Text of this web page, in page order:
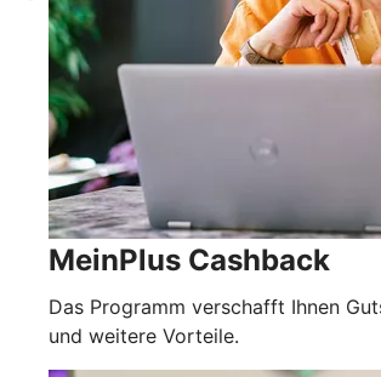
MeinPlus Cashback
Das Programm verschafft Ihnen
und weitere Vorteile.